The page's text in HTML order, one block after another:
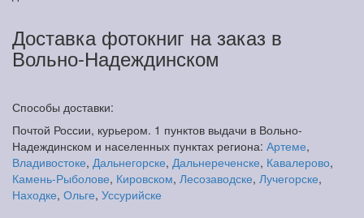
Доставка фотокниг на заказ в
Вольно-Надеждинском
Способы доставки:
Почтой России, курьером. 1 пунктов выдачи в Вольно-
Надеждинском и населенных пунктах региона: Артеме,
Владивостоке, Дальнегорске, Дальнереченске, Кавалерово,
Камень-Рыболове, Кировском, Лесозаводске, Лучегорске,
Находке, Ольге, Уссурийске